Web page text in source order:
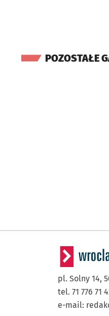
POZOSTAŁE
pl. Solny 14,
tel. 71 776 71
e-mail: